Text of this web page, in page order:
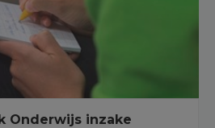
Onderwijs inzake